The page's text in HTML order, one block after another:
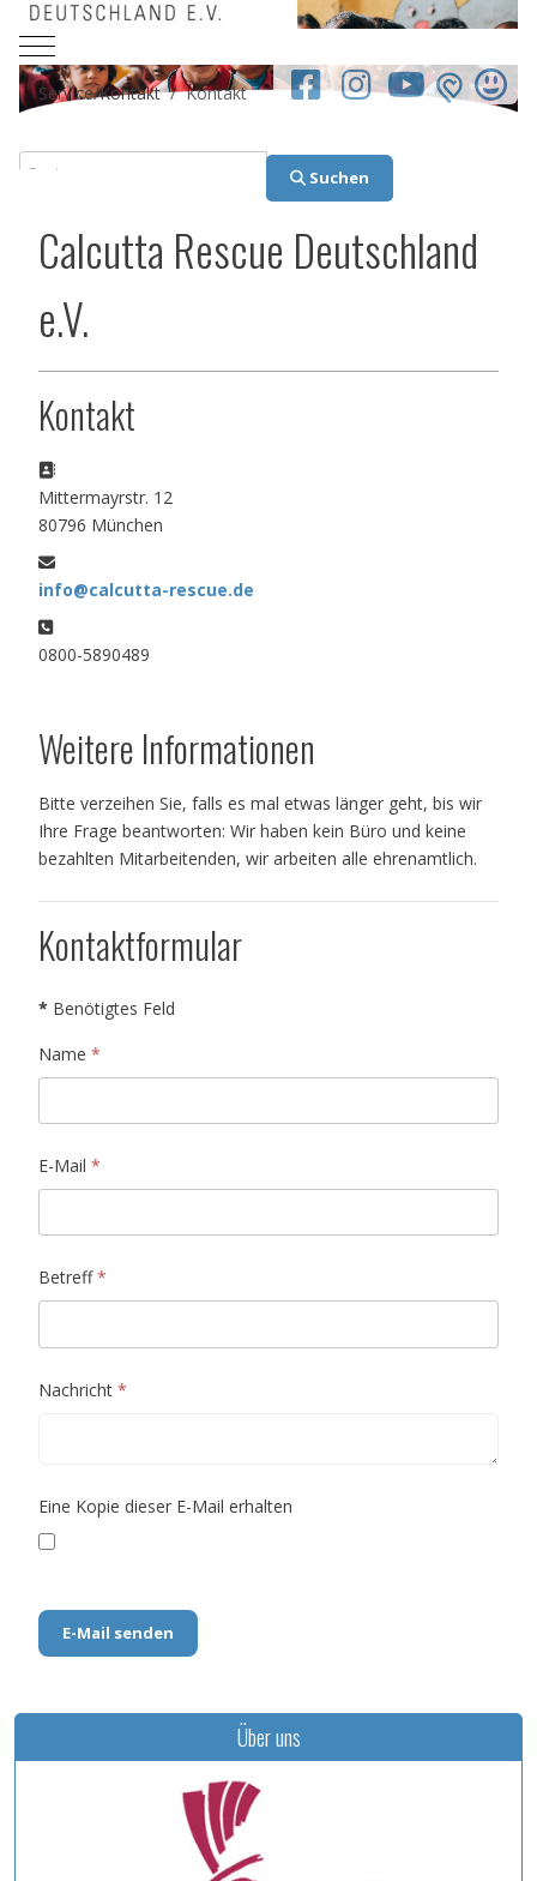
Mobile Menu Toggle
Service/Kontakt Kontakt
Suchen
Suchen
Calcutta Rescue Deutschland
e.V.
Kontakt
Adresse:
Mittermayrstr. 12
80796 München
E-Mail:
info@calcutta-rescue.de
Telefon:
0800-5890489
Weitere Informationen
Bitte verzeihen Sie, falls es mal etwas länger geht, bis wir
Ihre Frage beantworten: Wir haben kein Büro und keine
bezahlten Mitarbeitenden, wir arbeiten alle ehrenamtlich.
Kontaktformular
* Benötigtes Feld
Name *
E-Mail *
Betreff*
Nachricht *
Eine Kopie dieser E-Mail erhalten
Captcha*
E-Mail senden
Über uns